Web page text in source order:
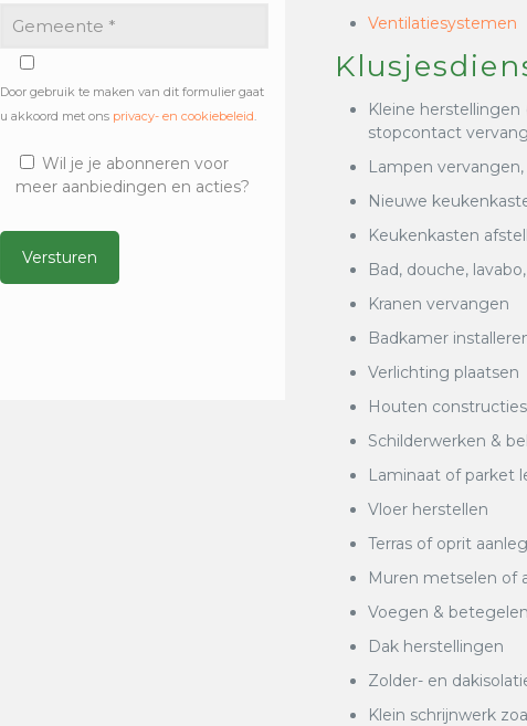
Door gebruik te maken van dit formulier gaat
u akkoord met ons privacy- en cookiebeleid.
Wil je je abonneren voor
meer aanbiedingen en acties?
Ventilatiesystemen
Kleine
stopcontact
Lampen
Nieuwe
Keukenkasten
Bad, douche,
Kranen vervangen
Badkamer
Verlichting plaatsen
Houten
Schilderwerken &
Laminaat of parket
Vloer herstellen
Terras of oprit
Muren metselen of
Voegen & betegelen
Dak herstellingen
Zolder- en
Klein schrijnwerk